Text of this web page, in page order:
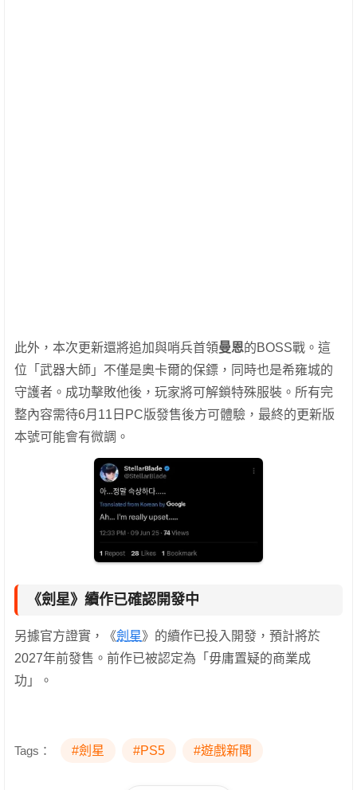
此外，本次更新還將追加與哨兵首領曼恩的BOSS戰。這
位「武器大師」不僅是奧卡爾的保鏢，同時也是希雍城的
守護者。成功擊敗他後，玩家將可解鎖特殊服裝。所有完
整內容需待6月11日PC版發售後方可體驗，最終的更新版
本號可能會有微調。
《劍星》續作已確認開發中
另據官方證實，《劍星》的續作已投入開發，預計將於
2027年前發售。前作已被認定為「毋庸置疑的商業成
功」。
Tags： #劍星 #PS5 #遊戲新聞